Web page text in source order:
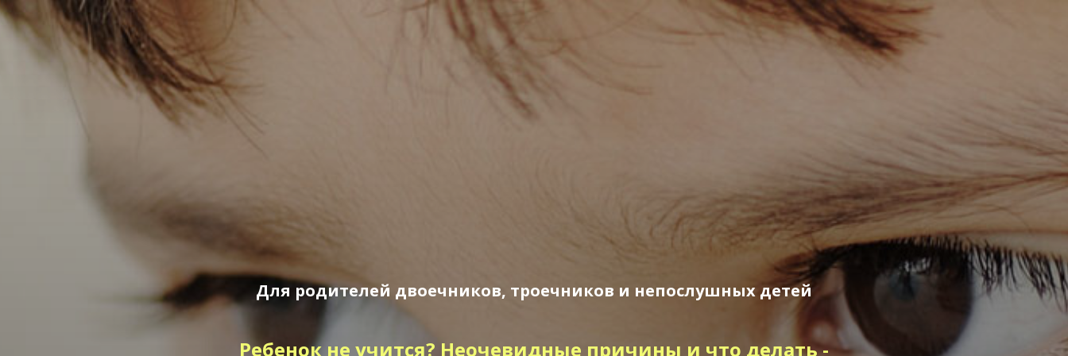
Для родителей двоечников, троечников и непослушных детей
Ребенок не учится? Неочевидные причины и что делать -